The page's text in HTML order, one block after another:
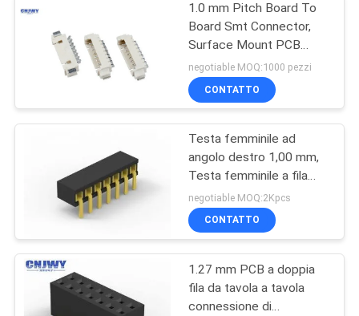
Fabbricazione di
apparecchi per la
trasmissione di
energia elettrica
12
Connettore di cavo
di IDC
1.0 mm Pitch Board To
Board Smt Connector,
Surface Mount PCB
Circuit Board Connectors
negotiable MOQ:1000 pezzi
CONTATTO
Testa femminile ad
angolo destro 1,00 mm,
Testa femminile a fila
singola per l' industria
automobilistica
negotiable MOQ:2Kpcs
CONTATTO
1.27 mm PCB a doppia
fila da tavola a tavola
connessione di